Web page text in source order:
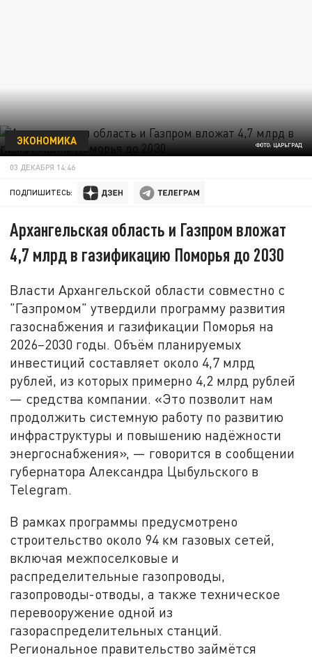
ФОТО: ЦАРЬГРАД
ЭКОНОМИКА
03 ДЕКАБРЯ 14:46
ПОДПИШИТЕСЬ:
Архангельская область и Газпром вложат
4,7 млрд в газификацию Поморья до 2030
Власти Архангельской области совместно с
"Газпромом" утвердили программу развития
газоснабжения и газификации Поморья на
2026–2030 годы. Объём планируемых
инвестиций составляет около 4,7 млрд
рублей, из которых примерно 4,2 млрд рублей
— средства компании. «Это позволит нам
продолжить системную работу по развитию
инфраструктуры и повышению надёжности
энергоснабжения», — говорится в сообщении
губернатора Александра Цыбульского в
Telegram.
В рамках программы предусмотрено
строительство около 94 км газовых сетей,
включая межпоселковые и
распределительные газопроводы,
газопроводы-отводы, а также техническое
перевооружение одной из
газораспределительных станций.
Региональное правительство займётся